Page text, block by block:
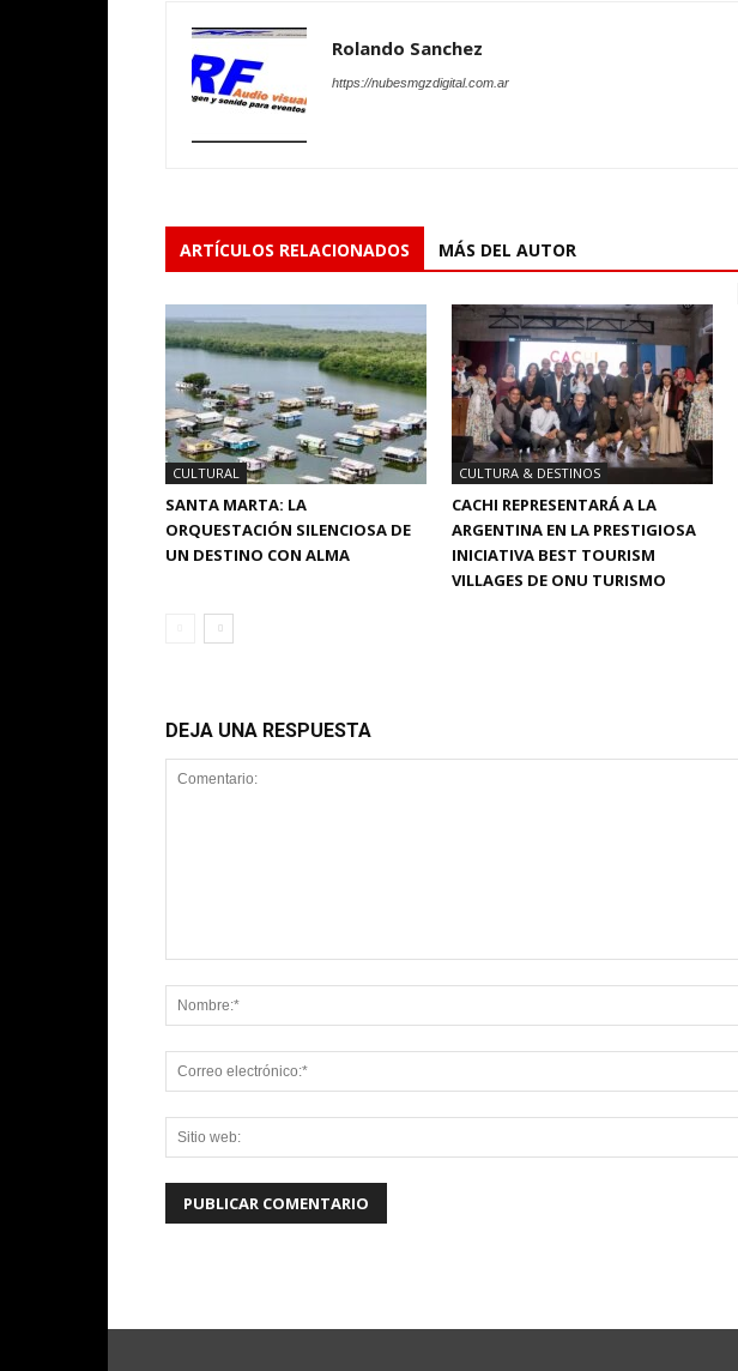
Rolando Sanchez
https://nubesmgzdigital.com.ar
ARTÍCULOS RELACIONADOS MÁS DEL AUTOR
CULTURAL
SANTA MARTA: LA
ORQUESTACIÓN SILENCIOSA DE
UN DESTINO CON ALMA
CULTURA & DESTINOS
CACHI REPRESENTARÁ A LA
ARGENTINA EN LA PRESTIGIOSA
INICIATIVA BEST TOURISM
VILLAGES DE ONU TURISMO
DEJA UNA RESPUESTA